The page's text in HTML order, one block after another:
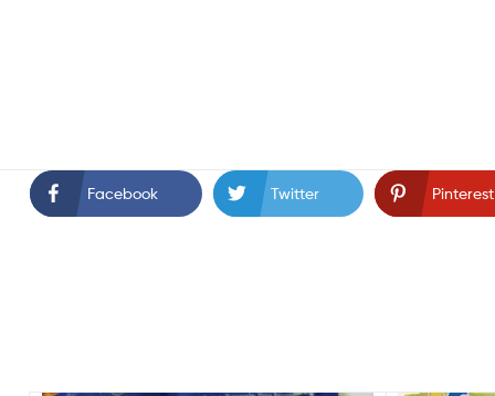
Facebook Twitter Pinterest